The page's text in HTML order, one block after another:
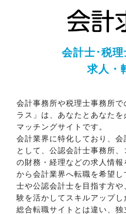
会計士･税
求人・
会計事務所や税理士事務所
ラス」は、あなたとあなた
マッチングサイトです。
会計業界に特化しており、
として、公認会計士事務所
の財務・経理などの求人情
から会計業界へ転職を希望
士や公認会計士を目指す方
験を活かしてスキルアップし
総合転職サイトとは違い、